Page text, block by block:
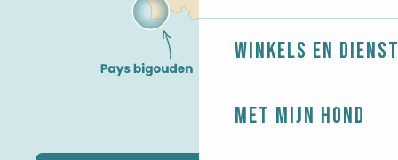
Winkels en
Met mijn hond